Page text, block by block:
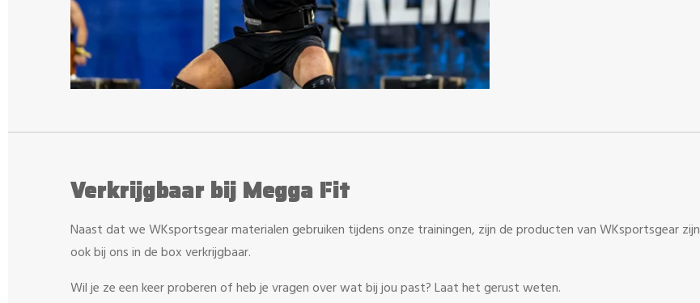
Verkrijgbaar bij Megga Fit
Naast dat we WKsportsgear materialen gebruiken tijdens onze trainingen, zijn de producten van WKsportsgear zijn
ook bij ons in de box verkrijgbaar.
Wil je ze een keer proberen of heb je vragen over wat bij jou past? Laat het gerust weten.